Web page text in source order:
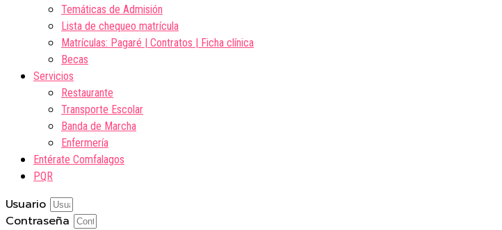
Temáticas de Admisión
Lista de chequeo matrícula
Matrículas: Pagaré | Contratos | Ficha clínica
Becas
Servicios
Restaurante
Transporte Escolar
Banda de Marcha
Enfermería
Entérate Comfalagos
PQR
Usuario
Contraseña